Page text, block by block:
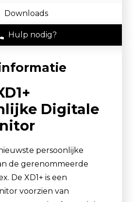
Downloads
Hulp nodig?
Digitale
persoonlijke
de gerenommeerde
De XD1+ is een
voorzien van